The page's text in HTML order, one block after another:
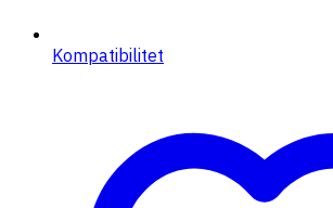
Kompatibilitet